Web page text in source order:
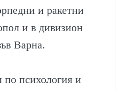
и ракетни
и в дивизион
Варна.
по психология и